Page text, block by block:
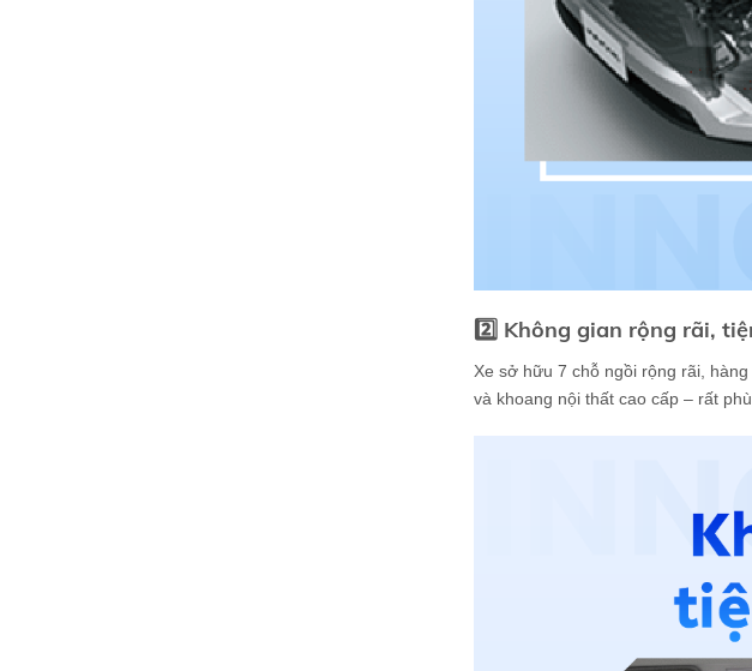
2️⃣ Không gian rộng rãi,
Xe sở hữu 7 chỗ ngồi rộng rãi,
và khoang nội thất cao cấp – rất